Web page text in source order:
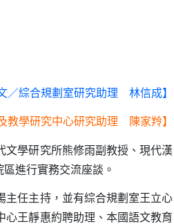
／綜合規劃室研究助理 林信成】
教學研究中心研究助理 陳家羚】
學研究所熊修雨副教授、現代漢
進行實務交流座談。
任主持，並有綜合規劃室王立心
王靜惠約聘助理、本國語文教育